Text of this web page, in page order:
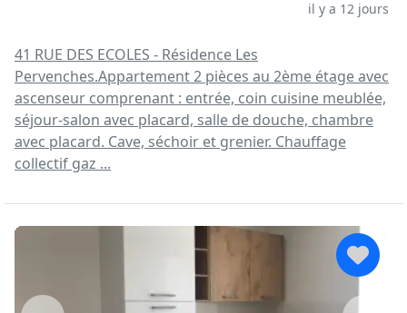
il y a 12 jours
41 RUE DES ECOLES - Résidence Les
Pervenches.Appartement 2 pièces au 2ème étage avec
ascenseur comprenant : entrée, coin cuisine meublée,
séjour-salon avec placard, salle de douche, chambre
avec placard. Cave, séchoir et grenier. Chauffage
collectif gaz ...